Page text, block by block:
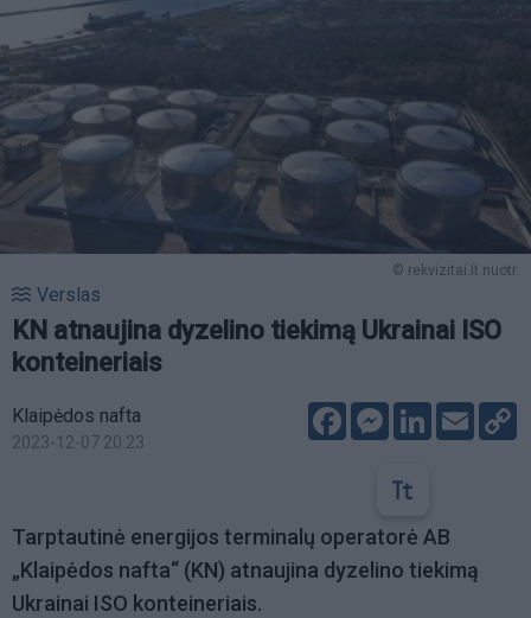
© rekvizitai.lt nuotr.
Verslas
KN atnaujina dyzelino tiekimą Ukrainai ISO
konteineriais
Klaipėdos nafta
2023-12-07 20:23
FacebookMessenger
LinkedIn
Email
Tarptautinė energijos terminalų operatorė AB
„Klaipėdos nafta“ (KN) atnaujina dyzelino tiekimą
Ukrainai ISO konteineriais.